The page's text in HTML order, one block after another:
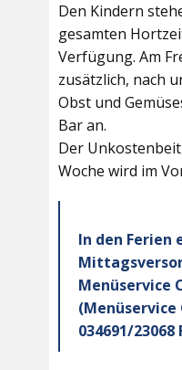
Den Kindern
gesamten
Verfügung. Am
zusätzlich, nach
Obst und
Bar an.
Der
Woche wird im
In den
Menüservice
034691/23068